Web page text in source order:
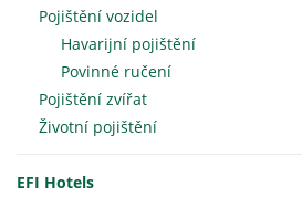
Pojištění vozidel
Havarijní pojištění
Povinné ručení
Pojištění zvířat
Životní pojištění
EFI Hotels